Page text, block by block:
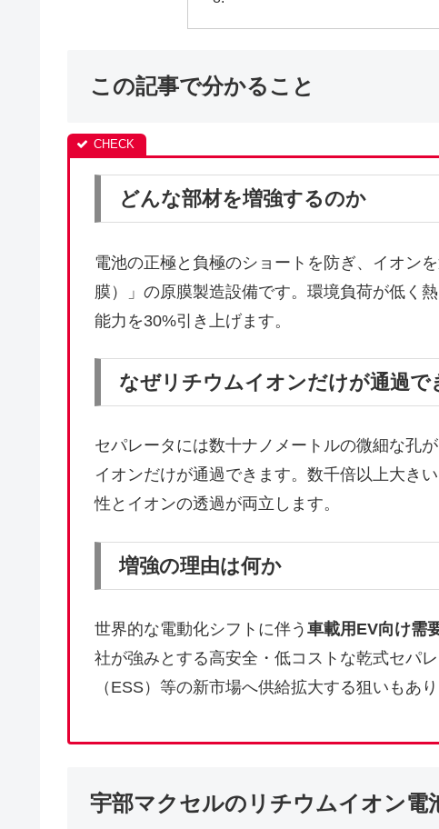
この記事で分かること
どんな部材を増強するのか
電池の正極と負極のショートを防ぎ、イオン
膜）」の原膜製造設備です。環境負荷が低く
能力を30%引き上げます。
なぜリチウムイオンだけが通過で
セパレータには数十ナノメートルの微細な孔
イオンだけが通過できます。数千倍以上大き
性とイオンの透過が両立します。
増強の理由は何か
世界的な電動化シフトに伴う 車載用EV向け需
社が強みとする高安全・低コストな乾式セパ
（ESS）等の新市場へ供給拡大する狙いもあり
宇部マクセルのリチウムイオン電